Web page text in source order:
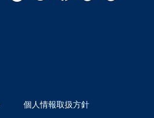
個人情報取扱方針